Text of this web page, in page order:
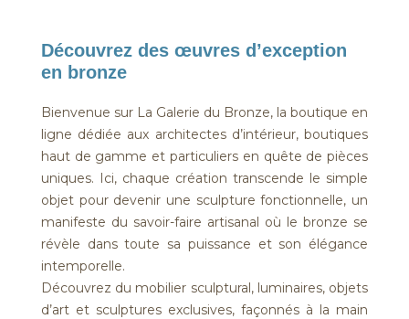
Découvrez des œuvres d’exception
en bronze
Bienvenue sur La Galerie du Bronze, la boutique en
ligne dédiée aux architectes d’intérieur, boutiques
haut de gamme et particuliers en quête de pièces
uniques. Ici, chaque création transcende le simple
objet pour devenir une sculpture fonctionnelle, un
manifeste du savoir-faire artisanal où le bronze se
révèle dans toute sa puissance et son élégance
intemporelle.
Découvrez du mobilier sculptural, luminaires, objets
d’art et sculptures exclusives, façonnés à la main